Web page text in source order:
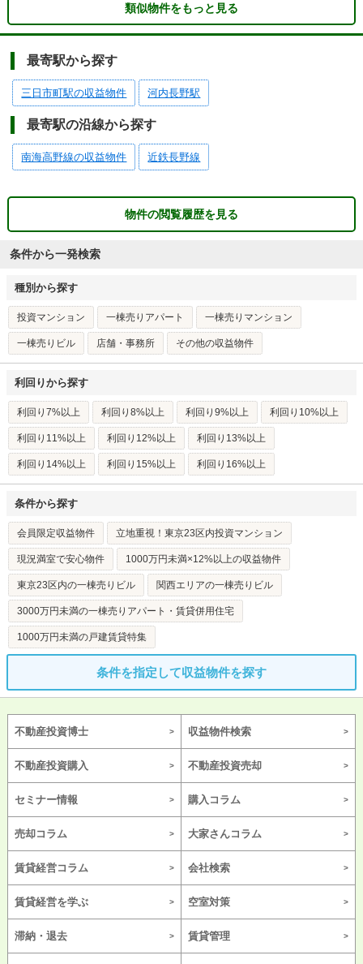
類似物件をもっと見る
最寄駅から探す
三日市町駅の収益物件 河内長野駅
最寄駅の沿線から探す
南海高野線の収益物件 近鉄長野線
物件の閲覧履歴を見る
条件から一発検索
種別から探す
投資マンション 一棟売りアパート 一棟売りマンション
一棟売りビル 店舗・事務所 その他の収益物件
利回りから探す
利回り7%以上 利回り8%以上 利回り9%以上 利回り10%以上
利回り11%以上 利回り12%以上 利回り13%以上
利回り14%以上 利回り15%以上 利回り16%以上
条件から探す
会員限定収益物件 立地重視！東京23区内投資マンション
現況満室で安心物件 1000万円未満×12%以上の収益物件
東京23区内の一棟売りビル 関西エリアの一棟売りビル
3000万円未満の一棟売りアパート・賃貸併用住宅
1000万円未満の戸建賃貸特集
条件を指定して収益物件を探す
不動産投資博士 収益物件検索
不動産投資購入 不動産投資売却
セミナー情報 購入コラム
売却コラム 大家さんコラム
賃貸経営コラム 会社検索
賃貸経営を学ぶ 空室対策
滞納・退去 賃貸管理